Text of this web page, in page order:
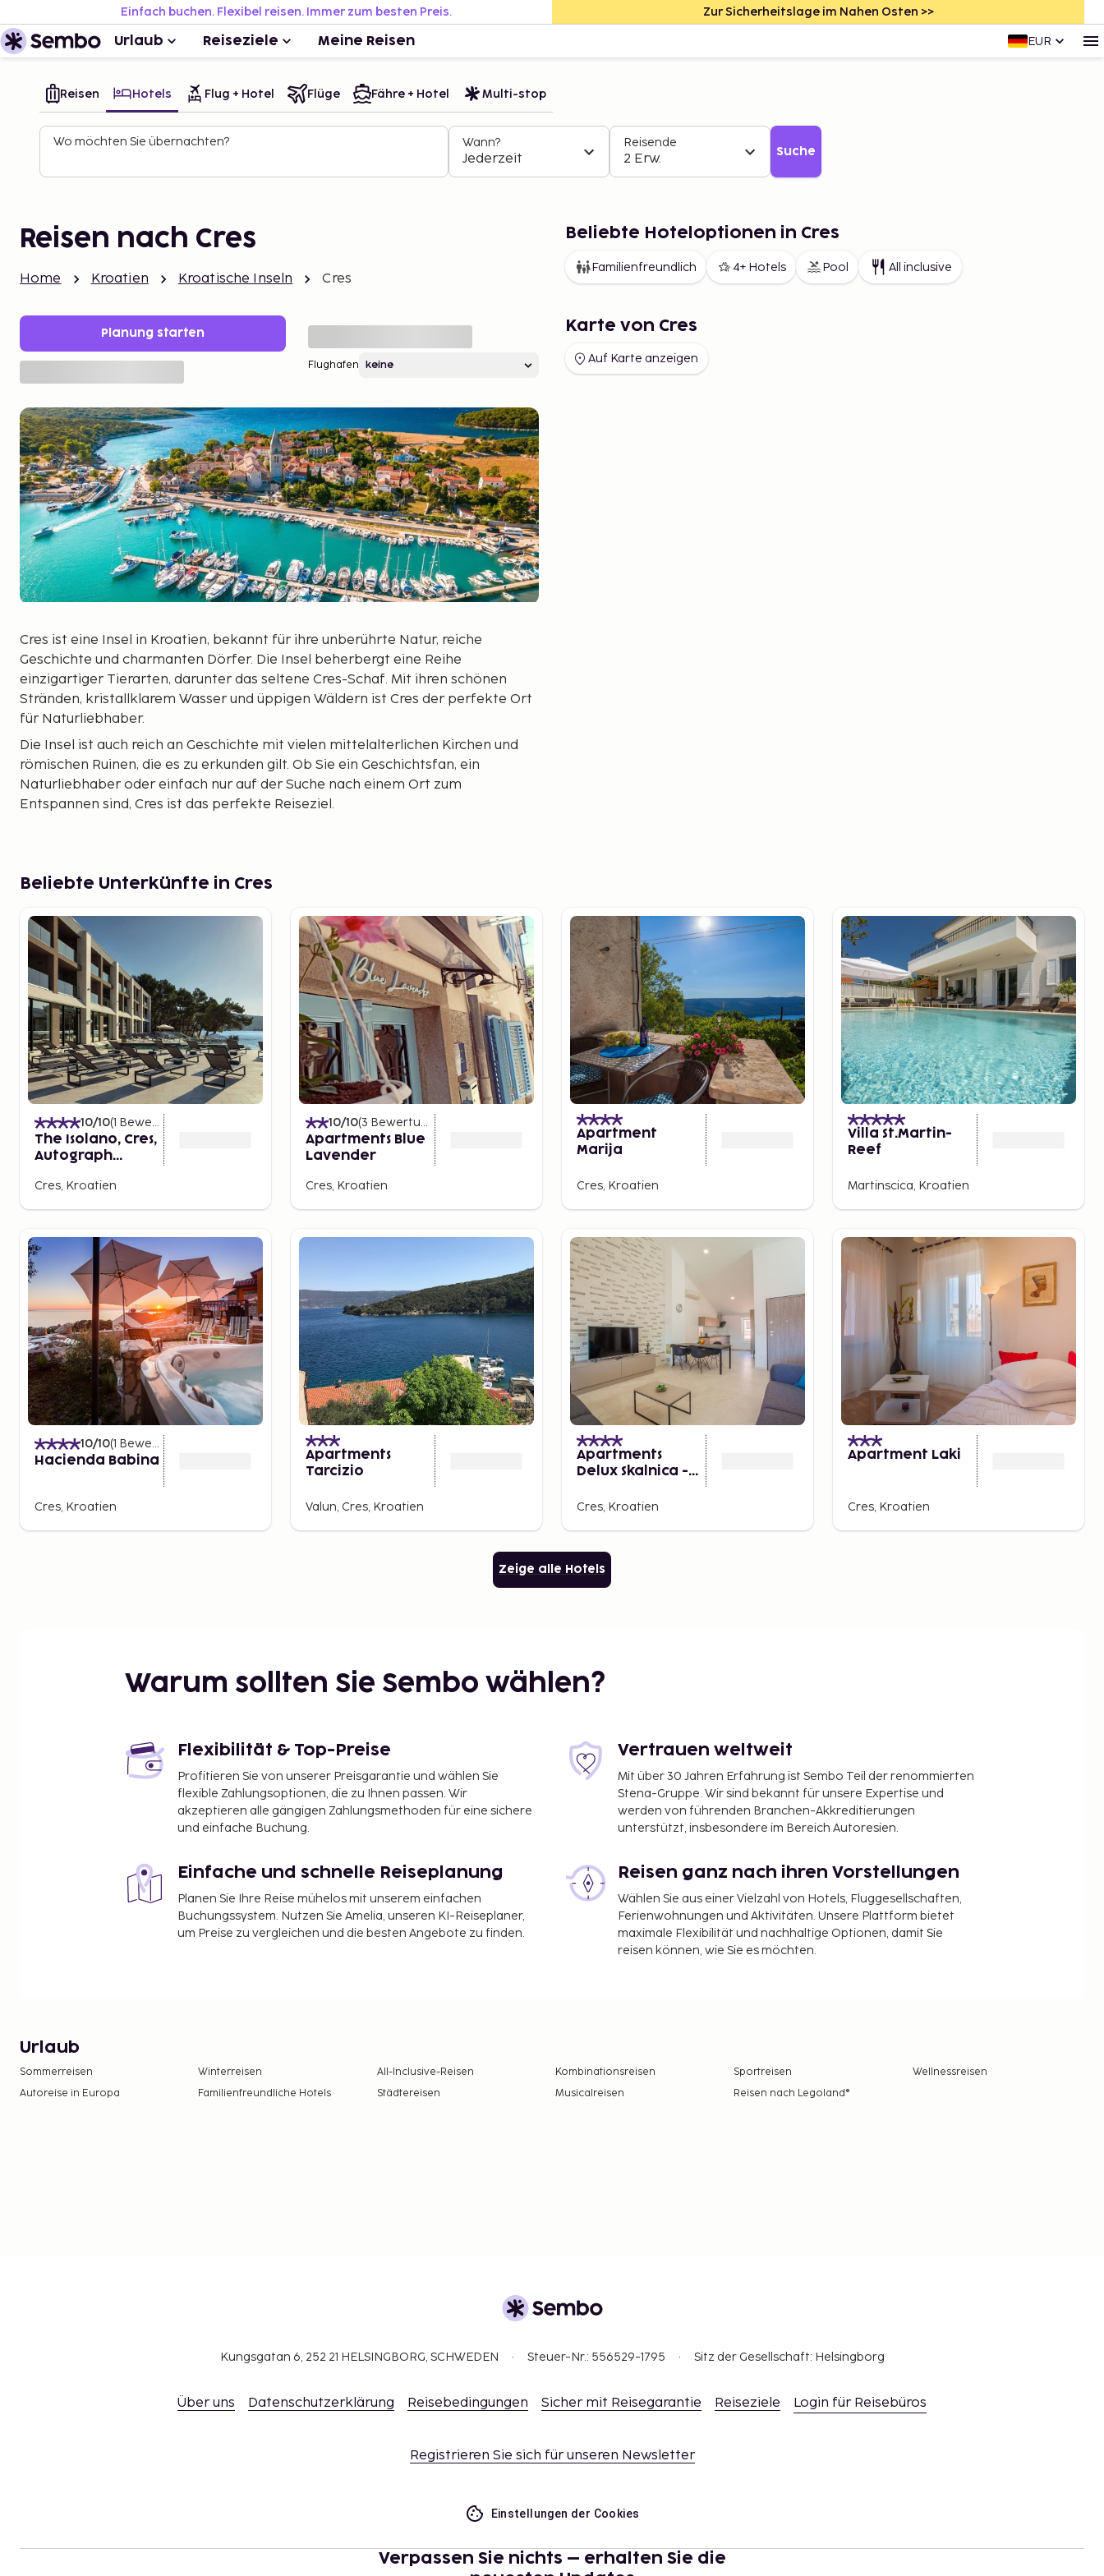
Einfach buchen. Flexibel reisen. Immer zum besten Preis. Zur Sicherheitslage im Nahen Osten >>
Urlaub Reiseziele Meine Reisen EUR
Reisen Hotels Flug + Hotel Flüge Fähre + Hotel Multi-stop
Wo möchten Sie übernachten? Wann?
Jederzeit
Reisende
2 Erw. Suche
Reisen nach Cres
Home Kroatien Kroatische Inseln Cres
Planung starten
Flughafen
Cres ist eine Insel in Kroatien, bekannt für ihre unberührte Natur, reiche
Geschichte und charmanten Dörfer. Die Insel beherbergt eine Reihe
einzigartiger Tierarten, darunter das seltene Cres-Schaf. Mit ihren schönen
Stränden, kristallklarem Wasser und üppigen Wäldern ist Cres der perfekte Ort
für Naturliebhaber.
Die Insel ist auch reich an Geschichte mit vielen mittelalterlichen Kirchen und
römischen Ruinen, die es zu erkunden gilt. Ob Sie ein Geschichtsfan, ein
Naturliebhaber oder einfach nur auf der Suche nach einem Ort zum
Entspannen sind, Cres ist das perfekte Reiseziel.
Beliebte Hoteloptionen in Cres
Familienfreundlich 4+ Hotels Pool All inclusive
Karte von Cres
Auf Karte anzeigen
Beliebte Unterkünfte in Cres
10/10(1 Bewertungen
The Isolano, Cres,
Autograph
Cres, Kroatien
10/10(3 Bewertungen
Apartments Blue
Lavender
Cres, Kroatien
Apartment
Marija
Cres, Kroatien
Villa St.Martin-
Reef
Martinscica, Kroatien
10/10(1 Bewertungen
Hacienda Babina
Cres, Kroatien
Apartments
Tarcizio
Valun, Cres, Kroatien
Apartments
Delux Skalnica -
Cres, Kroatien
Apartment Laki
Cres, Kroatien
Zeige alle Hotels
Warum sollten Sie Sembo wählen?
Flexibilität & Top-Preise
Profitieren Sie von unserer Preisgarantie und wählen Sie
flexible Zahlungsoptionen, die zu Ihnen passen. Wir
akzeptieren alle gängigen Zahlungsmethoden für eine sichere
und einfache Buchung.
Vertrauen weltweit
Mit über 30 Jahren Erfahrung ist Sembo Teil der renommierten
Stena-Gruppe. Wir sind bekannt für unsere Expertise und
werden von führenden Branchen-Akkreditierungen
unterstützt, insbesondere im Bereich Autoresien.
Einfache und schnelle Reiseplanung
Planen Sie Ihre Reise mühelos mit unserem einfachen
Buchungssystem. Nutzen Sie Amelia, unseren KI-Reiseplaner,
um Preise zu vergleichen und die besten Angebote zu finden.
Reisen ganz nach ihren Vorstellungen
Wählen Sie aus einer Vielzahl von Hotels, Fluggesellschaften,
Ferienwohnungen und Aktivitäten. Unsere Plattform bietet
maximale Flexibilität und nachhaltige Optionen, damit Sie
reisen können, wie Sie es möchten.
Urlaub
Sommerreisen Winterreisen All-Inclusive-Reisen Kombinationsreisen Sportreisen
Wellnessreisen
Autoreise in Europa
Familienfreundliche Hotels Städtereisen Musicalreisen Reisen nach Legoland®
Kungsgatan 6, 252 21 HELSINGBORG, SCHWEDEN Steuer-Nr.: 556529-1795 Sitz der Gesellschaft: Helsingborg
Über uns Datenschutzerklärung Reisebedingungen Sicher mit Reisegarantie Reiseziele Login für Reisebüros
Registrieren Sie sich für unseren Newsletter
Einstellungen der Cookies
Verpassen Sie nichts – erhalten Sie die